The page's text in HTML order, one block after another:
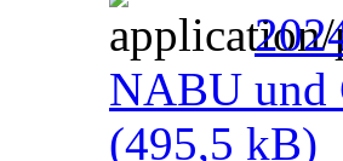
NABU und
(495,5 kB)